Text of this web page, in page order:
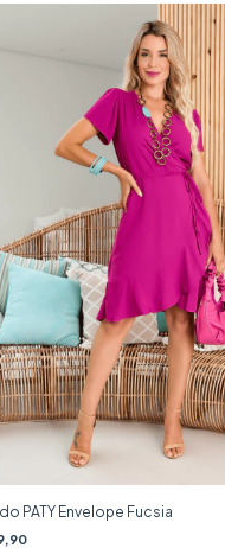
PATY Envelope Fucsia